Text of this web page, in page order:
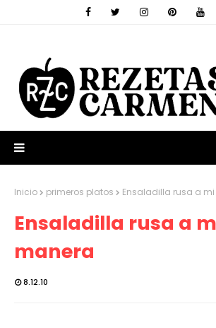
Inicio primeros platos Ensaladilla rusa a
Ensaladilla rusa a
manera
8.12.10